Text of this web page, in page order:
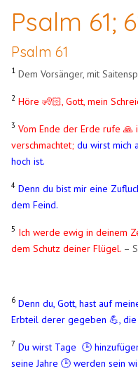
Psalm 61;
Psalm 61
1 Dem Vorsänger, mit
2 Höre 🧏🏻, Gott, mein
3 Vom Ende der Erde rufe
verschmachtet;du wirst mich
hoch ist.
4 Denn du bist mir eine
dem Feind.
5 Ich werde ewig in deinem
dem Schutz deiner Flügel. –
6 Denn du, Gott, hast auf
Erbteil derer gegeben 💪,
7 Du wirst Tage 🕒
seine Jahre 🕒 werden sein